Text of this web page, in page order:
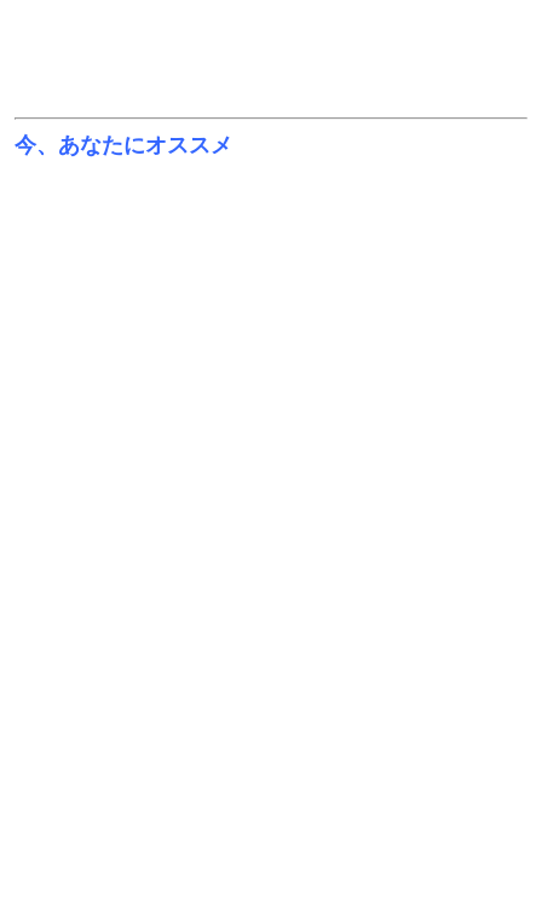
今、あなたにオススメ